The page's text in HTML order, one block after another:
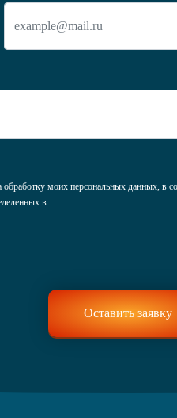
моих персональных данных,
в